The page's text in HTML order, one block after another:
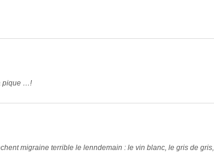
pique …!
migraine terrible le lenndemain : le vin blanc, le gris de gris,